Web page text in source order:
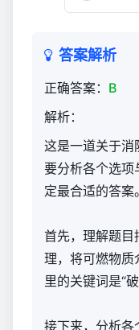
答案解析
正确答案： B
解析：
这是一道关于消
要分析各个选项
定最合适的答案。
首先，理解题目
理，将可燃物质
里的关键词是“
接下来，分析各